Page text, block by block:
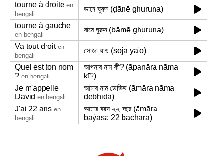
tourne à droite en
bengali
ডানে ঘুরুন (ḍānē ghuruna)
tourne à gauche
en bengali
বামে ঘুরুন (bāmē ghuruna)
Va tout droit en
bengali
সোজা যাও (sōjā yā'ō)
Quel est ton nom
? en bengali
আপনার নাম কী? (āpanāra nāma
kī?)
Je m'appelle
David en bengali
আমার নাম ডেভিড (āmāra nāma
ḍēbhiḍa)
J'ai 22 ans en
bengali
আমার বয়স ২২ বছর (āmāra
baẏasa 22 bachara)